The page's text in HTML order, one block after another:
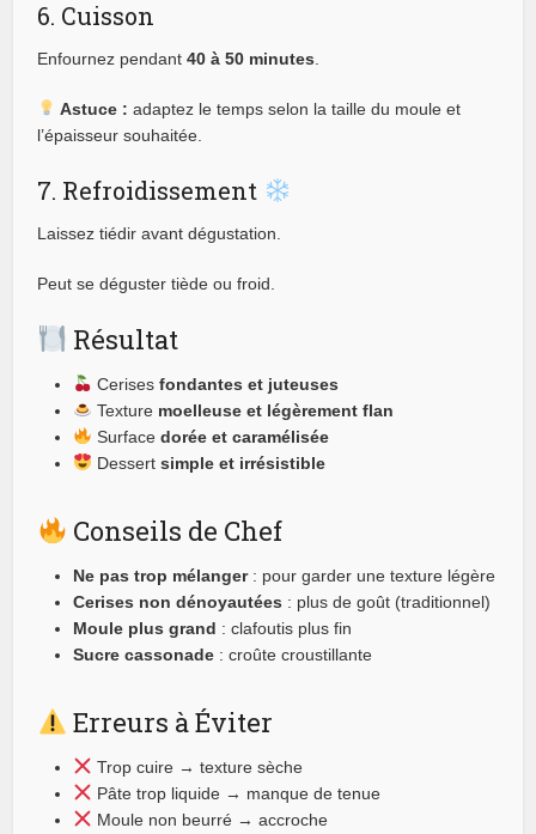
6. Cuisson
Enfournez pendant40 à 50 minutes
Astuce : adaptez le temps selon la taille du moule et
l’épaisseur souhaitée.
7. Refroidissement
Laissez tiédir avant dégustation.
Peut se déguster tiède ou froid.
Résultat
Cerisesfondantes et juteuses
Texture moelleuse et légèrement flan
Surfacedorée et caramélisée
Dessertsimple et irrésistible
Conseils de Chef
Ne pas trop mélanger: pour garder une texture légère
Cerises non dénoyautées : plus de goût (traditionnel)
Moule plus grand : clafoutis plus fin
Sucre cassonade : croûte croustillante
Erreurs à Éviter
Trop cuire → texture sèche
Pâte trop liquide → manque de tenue
Moule non beurré → accroche